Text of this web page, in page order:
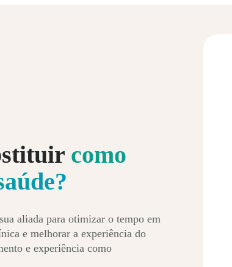
como
aliada para otimizar o tempo em
e melhorar a experiência do
e experiência como